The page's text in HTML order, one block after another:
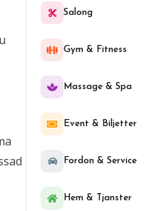
Salong
Gym & Fitness
Massage & Spa
Event & Biljetter
Fordon & Service
Hem & Tjanster